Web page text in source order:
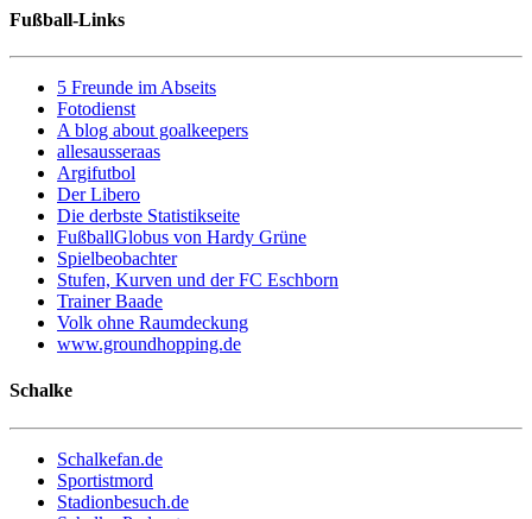
Fußball-Links
5 Freunde im Abseits
Fotodienst
A blog about goalkeepers
allesausseraas
Argifutbol
Der Libero
Die derbste Statistikseite
FußballGlobus von Hardy Grüne
Spielbeobachter
Stufen, Kurven und der FC Eschborn
Trainer Baade
Volk ohne Raumdeckung
www.groundhopping.de
Schalke
Schalkefan.de
Sportistmord
Stadionbesuch.de